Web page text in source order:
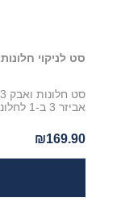
סט לניקוי חלונות 3 חלקים
אביזר 3 ב-1 לחלונות אביזר אבק דסטר XL ומוט טלסקופי 6
₪169.90